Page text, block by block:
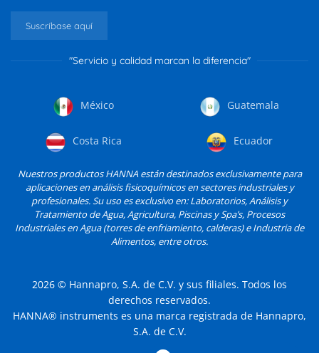
Suscríbase aquí
"Servicio y calidad marcan la diferencia"
México Guatemala
Costa Rica Ecuador
Nuestros productos HANNA están destinados exclusivamente para
aplicaciones en análisis fisicoquímicos en sectores industriales y
profesionales. Su uso es exclusivo en: Laboratorios, Análisis y
Tratamiento de Agua, Agricultura, Piscinas y Spa’s, Procesos
Industriales en Agua (torres de enfriamiento, calderas) e Industria de
Alimentos, entre otros.
2026 © Hannapro, S.A. de C.V. y sus filiales. Todos los
derechos reservados.
HANNA® instruments es una marca registrada de Hannapro,
S.A. de C.V.